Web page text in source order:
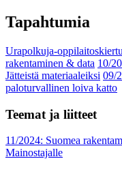
Tapahtumia
Urapolkuja-
rakentaminen & data 10/
Jätteistä materiaaleiksi 09/
paloturvallinen loiva katto
Teemat ja liitteet
11/2024: Suomea
Mainostajalle